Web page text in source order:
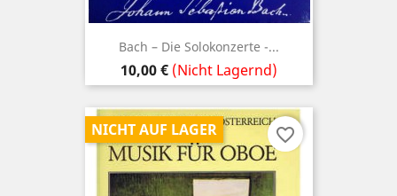
Bach ‎– Die Solokonzerte -...
Preis
10,00 € (Nicht Lagernd)
NICHT AUF LAGER favorite_border